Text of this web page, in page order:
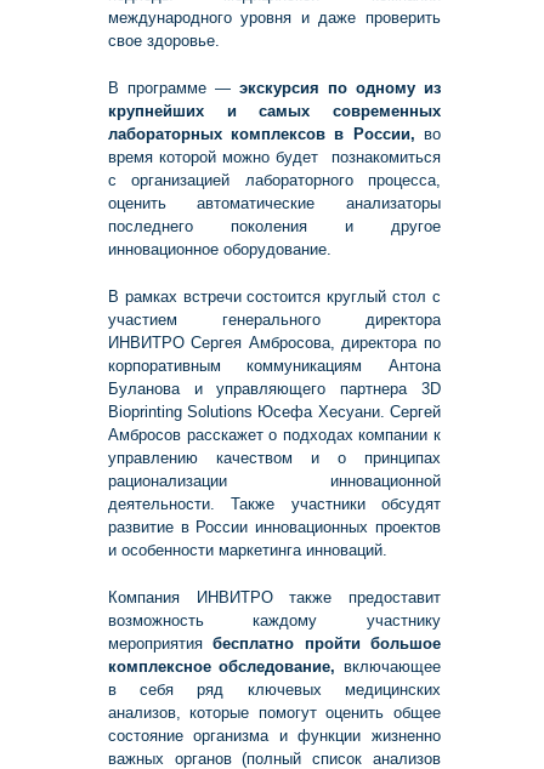
международного уровня и даже проверить
свое здоровье.
В программе — экскурсия по одному из
крупнейших и самых современных
лабораторных комплексов в России, во
время которой можно будет познакомиться
с организацией лабораторного процесса,
оценить автоматические анализаторы
последнего поколения и другое
инновационное оборудование.
В рамках встречи состоится круглый стол с
участием генерального директора
ИНВИТРО Сергея Амбросова, директора по
корпоративным коммуникациям Антона
Буланова и управляющего партнера 3D
Bioprinting Solutions Юсефа Хесуани. Сергей
Амбросов расскажет о подходах компании к
управлению качеством и о принципах
рационализации инновационной
деятельности. Также участники обсудят
развитие в России инновационных проектов
и особенности маркетинга инноваций.
Компания ИНВИТРО также предоставит
возможность каждому участнику
мероприятиябесплатно пройти большое
комплексное обследование, включающее
в себя ряд ключевых медицинских
анализов, которые помогут оценить общее
состояние организма и функции жизненно
важных органов (полный список анализов